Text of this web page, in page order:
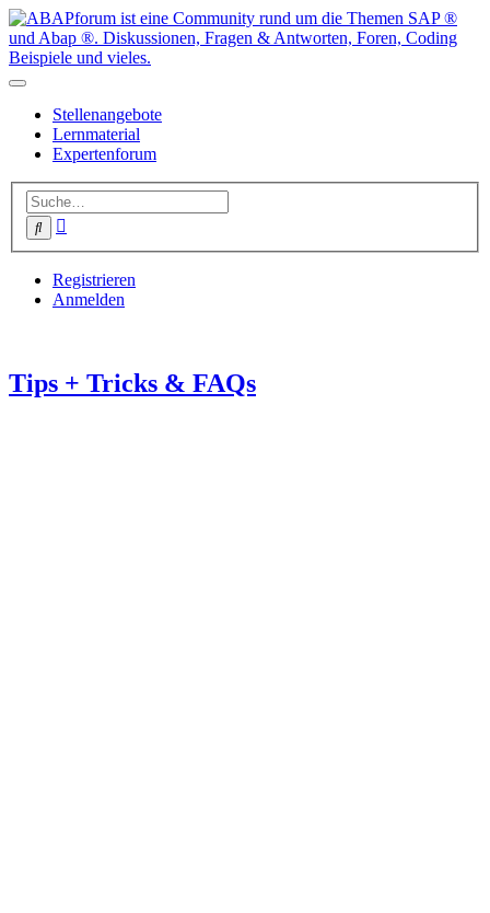
Stellenangebote
Lernmaterial
Expertenforum
Suche
Registrieren
Anmelden
Tips + Tricks & FAQs